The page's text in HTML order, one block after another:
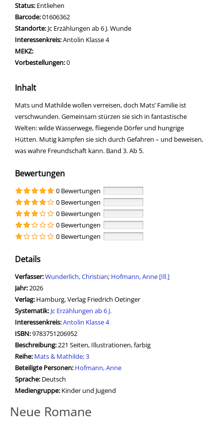
Status: Entliehen
Barcode:01606362
Standorte: Jc Erzählungen ab 6 J. Wunde
Interessenkreis:Antolin Klasse 4
MEKZ:
Vorbestellungen:0
Inhalt
Mats und Mathilde wollen verreisen, doch Mats’ Familie ist
verschwunden. Gemeinsam stürzen sie sich in fantastische
Welten: wilde Wasserwege, fliegende Dörfer und hungrige
Hütten. Mutig kämpfen sie sich durch Gefahren – und beweisen,
was wahre Freundschaft kann. Band 3. Ab 5.
Bewertungen
0 Bewertungen
0 Bewertungen
0 Bewertungen
0 Bewertungen
0 Bewertungen
Details
Verfasser:Suche nach diesem Verfasser
Wunderlich, Christian; Hofmann, Anne [Ill.]
Jahr: 2026
Verlag: Hamburg, Verlag Friedrich Oetinger
opens in new tab
Diesen Link in neuem Tab öffnen
Systematik: Suche nach dieser Systematik
Jc Erzählungen ab 6 J.
Interessenkreis:Suche nach diesem Interessenskreis
Antolin Klasse 4
ISBN:9783751206952
Beschreibung: 221 Seiten, Illustrationen, farbig
Reihe: Mats & Mathilde; 3
Beteiligte Personen: Suche nach dieser Beteiligten Person
Hofmann, Anne
Sprache: Deutsch
Mediengruppe: Kinder und Jugend
Neue Romane